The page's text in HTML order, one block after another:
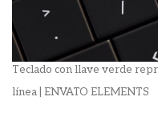
Teclado con llave verde
línea | ENVATO ELEMENTS